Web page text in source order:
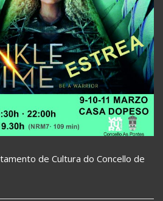
de Cultura do Concello de